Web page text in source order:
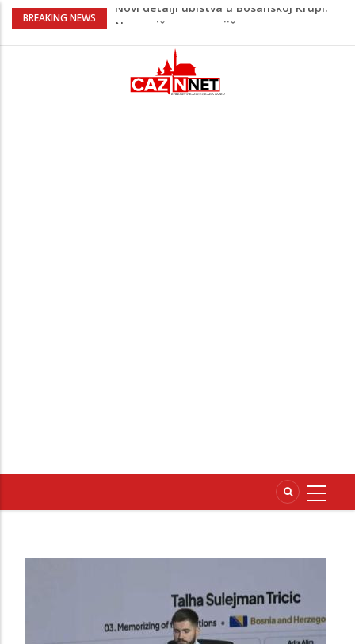
BREAKING NEWS
Na Ahiret preselila Bešić (rođ. Blažević)
Na Ahiret preselio ŠUPUK (Refik) ŠEFIK
Evo koje države su zasad za, a koje
protiv Infantina na izborima: Srbija i